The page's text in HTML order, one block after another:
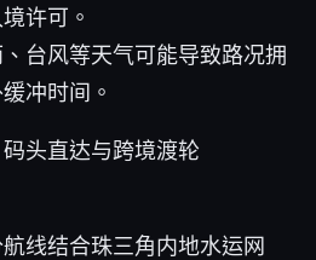
许可。
台风等天气可能导致路况拥
冲时间。
头直达与跨境渡轮
线结合珠三角内地水运网